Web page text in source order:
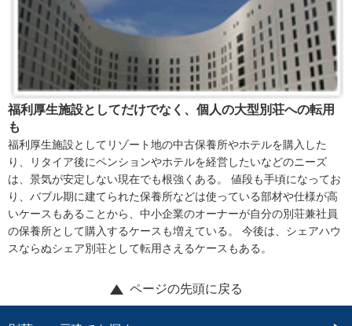
福利厚生施設としてだけでなく、個人の大型別荘への転用
も
福利厚生施設としてリゾート地の中古保養所やホテルを購入した
り、リタイア後にペンションやホテルを経営したいなどのニーズ
は、景気が安定しない現在でも根強くある。 値段も手頃になってお
り、バブル期に建てられた保養所などは使っている部材や仕様が高
いケースもあることから、中小企業のオーナーが自分の別荘兼社員
の保養所として購入するケースも増えている。 今後は、シェアハウ
スならぬシェア別荘として転用さえるケースもある。
ページの先頭に戻る